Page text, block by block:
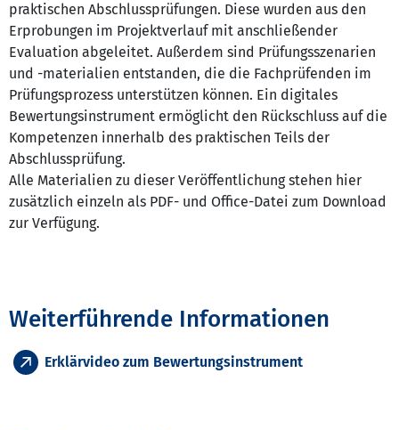
praktischen Abschlussprüfungen. Diese wurden aus den
Erprobungen im Projektverlauf mit anschließender
Evaluation abgeleitet. Außerdem sind Prüfungsszenarien
und -materialien entstanden, die die Fachprüfenden im
Prüfungsprozess unterstützen können. Ein digitales
Bewertungsinstrument ermöglicht den Rückschluss auf die
Kompetenzen innerhalb des praktischen Teils der
Abschlussprüfung.
Alle Materialien zu dieser Veröffentlichung stehen hier
zusätzlich einzeln als PDF- und Office-Datei zum Download
zur Verfügung.
Weiterführende Informationen
Erklärvideo zum Bewertungsinstrument